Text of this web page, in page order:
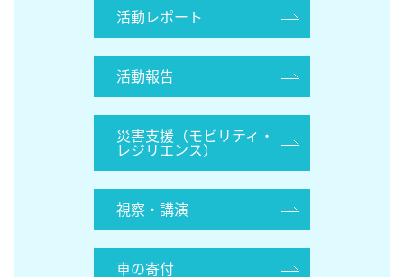
活動レポート
活動報告
災害支援（モビリティ・
レジリエンス）
視察・講演
車の寄付